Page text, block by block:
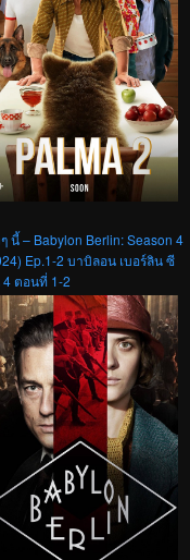
ๆ นี้ – Babylon Berlin: Season 4
Ep.1-2 บาบิลอน เบอร์ลิน ซี
ตอนที่ 1-2